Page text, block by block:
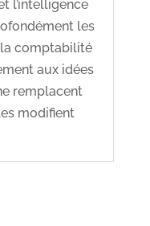
l’intelligence
les
comptabilité
aux idées
remplacent
modifient